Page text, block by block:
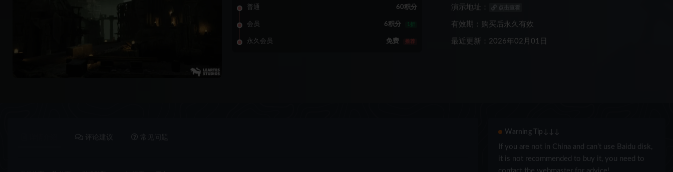
普通 60积分
会员 6积分 1折
永久会员 免费 推荐
演示地址： 点击查看
有效期：购买后永久有效
最近更新：2026年02月01日
评论建议 常见问题
Warning Tip↓↓↓
If you are not in China and can’t use Baidu disk,
it is not recommended to buy it, you need to